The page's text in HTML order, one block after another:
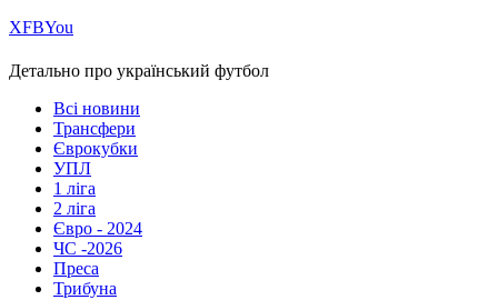
ХFBYou
Детально про український футбол
Всі новини
Трансфери
Єврокубки
УПЛ
1 ліга
2 ліга
Євро - 2024
ЧС -2026
Преса
Трибуна